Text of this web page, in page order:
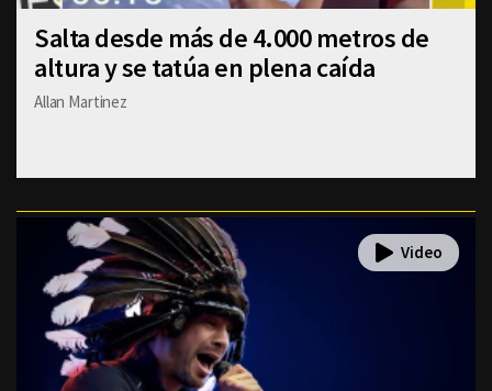
Salta desde más de 4.000 metros de
altura y se tatúa en plena caída
Allan Martinez